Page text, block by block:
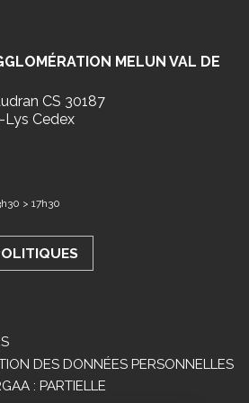
MELUN VAL DE
CS 30187
Lys Cedex
> 17h30
DES DONNÉES PERSONNELLES
: PARTIELLE